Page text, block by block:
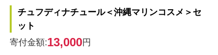
チュフディナチュール＜沖縄マリンコスメ＞セ
ット
寄付金額:13,000円